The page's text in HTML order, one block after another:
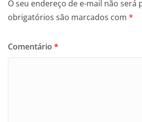
O seu endereço de e-mail não será
obrigatórios são marcados com *
Comentário *